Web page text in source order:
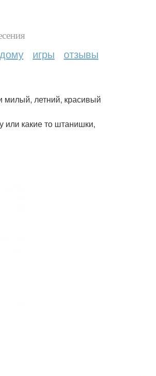
игры отзывы
милый, летний, красивый
или какие то штанишки,